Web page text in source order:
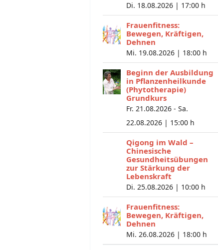
Di. 18.08.2026 | 17:00 h
Frauenfitness:
Bewegen, Kräftigen,
Dehnen
Mi. 19.08.2026 | 18:00 h
Beginn der Ausbildung
in Pflanzenheilkunde
(Phytotherapie)
Grundkurs
Fr. 21.08.2026 - Sa.
22.08.2026 | 15:00 h
Qigong im Wald –
Chinesische
Gesundheitsübungen
zur Stärkung der
Lebenskraft
Di. 25.08.2026 | 10:00 h
Frauenfitness:
Bewegen, Kräftigen,
Dehnen
Mi. 26.08.2026 | 18:00 h